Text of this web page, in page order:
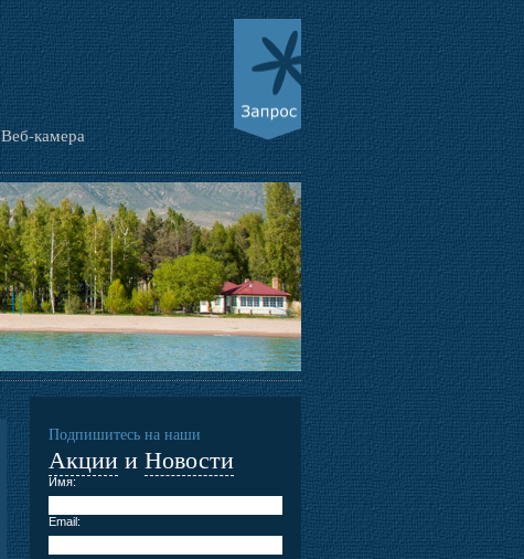
Веб-камера
Подпишитесь на наши
Акциии Новости
Имя:
Email: